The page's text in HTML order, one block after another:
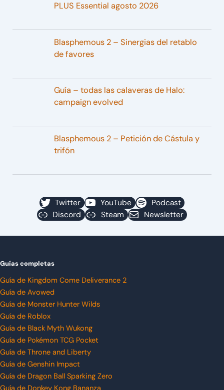
PLUS Essential agosto 2026
Blasphemous 2 – Sinergias del retablo
de favores
Guía – todas las calaveras de Halo:
campaign evolved
Blasphemous 2 – Petición de Cástula y
trifón
Twitter YouTube
Podcast
Discord
Steam Newsletter
Guías completas
Guía de Kingdom Come Deliverance 2
Guía de Avowed
Guía de Monster Hunter Wilds
Guía de Roblox
Guía de Black Myth Wukong
Guía de Pokémon TCG Pocket
Guía de Throne and Liberty
Guía de Genshin Impact
Guía de Dragon Ball Sparking Zero